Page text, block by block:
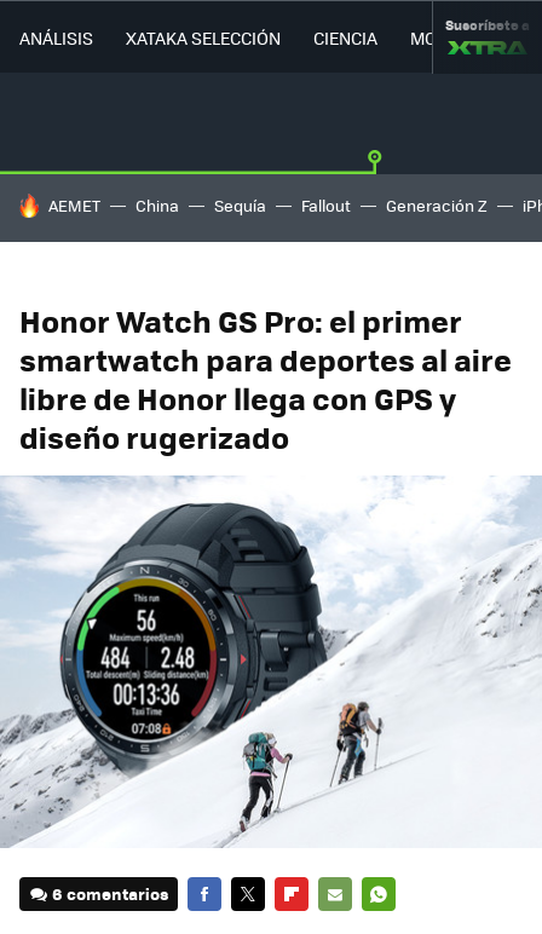
ANÁLISIS XATAKA SELECCIÓN CIENCIA MOVILIDAD
Suscríbete a
HOY SE HABLA DE
AEMET China Sequía Fallout Generación Z
Honor Watch GS Pro: el primer
smartwatch para deportes al aire
libre de Honor llega con GPS y
diseño rugerizado
6 comentarios